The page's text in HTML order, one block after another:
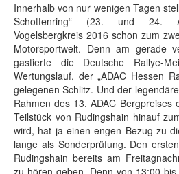
Innerhalb von nur wenigen Tagen
Schottenring“ (23. und 24.
Vogelsbergkreis 2016 schon zum
Motorsportwelt. Denn am gerade
gastierte die Deutsche Rallye-
Wertungslauf, der „ADAC Hessen
gelegenen Schlitz. Und der
Rahmen des 13. ADAC Bergpreises
Teilstück von Rudingshain hinauf
wird, hat ja einen engen Bezug zu
lange als Sonderprüfung. Den
Rudingshain bereits am
zu hören geben. Denn von 13:00